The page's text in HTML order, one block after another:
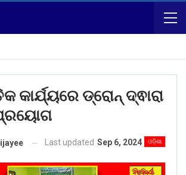
କାର୍ଯ୍ୟରେ ଡ୍ରୋନ୍ ଦ୍ଵାରା
ଓଡ଼ିଶା
Last updated Sep 6, 2024